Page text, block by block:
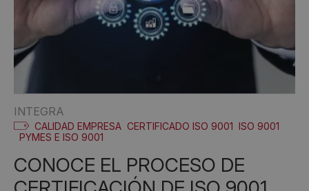
INTEGRA
CALIDAD EMPRESA CERTIFICADO ISO 9001 ISO 9001
PYMES E ISO 9001
CONOCE EL PROCESO DE